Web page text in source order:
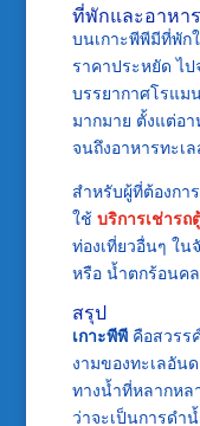
ที่พักและอาหาร
บนเกาะพีพีมีที่พัก
ราคาประหยัด ไ
บรรยากาศโรแม
มากมาย ตั้งแต่อ
จนถึงอาหารทะเ
สำหรับผู้ที่ต้องกา
ใช้ บริการเช่ารถ
ท่องเที่ยวอื่นๆ ใน
หรือ น้ำตกร้อนค
สรุป
เกาะพีพีคือสวรร
งามของทะเลอัน
ทางน้ำที่หลากห
ว่าจะเป็นการดำ